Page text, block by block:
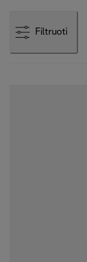
Filtruoti